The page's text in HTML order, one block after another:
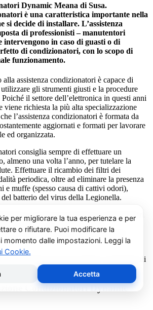
Dynamic Meana di Susa.
è una caratteristica importante nella
si decide di installare. L’assistenza
di professionisti – manutentori
intervengono in caso di guasti o di
di condizionatori, con lo scopo di
funzionamento.
assistenza condizionatori è capace di
gli strumenti giusti e la procedure
il settore dell’elettronica in questi anni
viene richiesta la più alta specializzazione
l’assistenza condizionatori è formata da
aggiornati e formati per lavorare
ed organizzata.
consiglia sempre di effettuare un
almeno una volta l’anno, per tutelare la
Effettuare il ricambio dei filtri dei
periodica, oltre ad eliminare la presenza
e muffe (spesso causa di cattivi odori),
batterio del virus della Legionella.
al centro di assistenza condizionatori
per un montaggio di un nuovo
normative in materia di risparmio
sono quindi essere gli obiettivi fondamentali
condizionatori.
Condizionatori Dynamic